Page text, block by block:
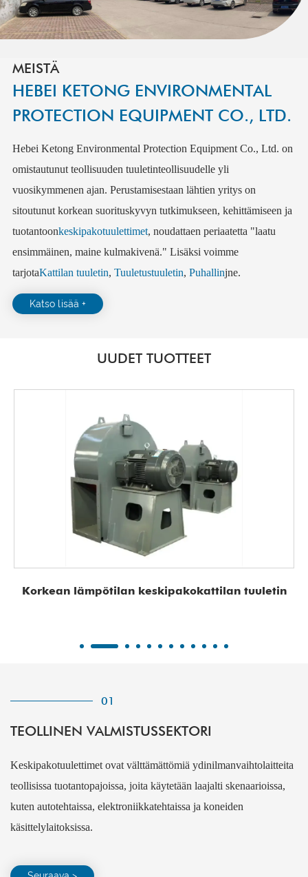
MEISTÄ
HEBEI KETONG ENVIRONMENTAL
PROTECTION EQUIPMENT CO., LTD.
Hebei Ketong Environmental Protection Equipment Co., Ltd. on
omistautunut teollisuuden tuuletinteollisuudelle yli
vuosikymmenen ajan. Perustamisestaan ​​lähtien yritys on
sitoutunut korkean suorituskyvyn tutkimukseen, kehittämiseen ja
tuotantoonkeskipakotuulettimet, noudattaen periaatetta "laatu
ensimmäinen, maine kulmakivenä." Lisäksi voimme
tarjotaKattilan tuuletin, Tuuletustuuletin, Puhallinjne.
Katso lisää +
UUDET TUOTTEET
Korkean lämpötilan keskipakokattilan tuuletin
01
TEOLLINEN VALMISTUSSEKTORI
Keskipakotuulettimet ovat välttämättömiä ydinilmanvaihtolaitteita
teollisissa tuotantopajoissa, joita käytetään laajalti skenaarioissa,
kuten autotehtaissa, elektroniikkatehtaissa ja koneiden
käsittelylaitoksissa.